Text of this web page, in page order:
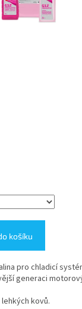
košíku
pro chladicí
generaci
kovů.